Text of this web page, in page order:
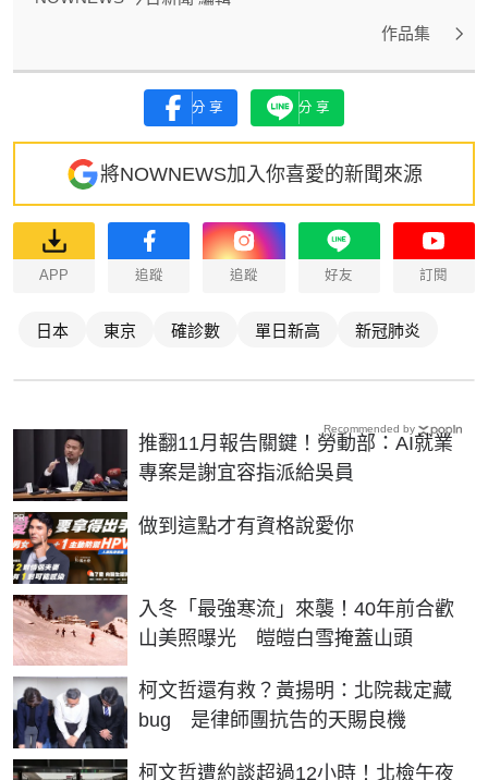
作品集
分享 分享
將NOWNEWS加入你喜愛的新聞來源
APP 追蹤 追蹤 好友 訂閱
日本 東京 確診數 單日新高 新冠肺炎
推翻11月報告關鍵！勞動部：AI就業
專案是謝宜容指派給吳員
做到這點才有資格說愛你
PR
入冬「最強寒流」來襲！40年前合歡
山美照曝光 皚皚白雪掩蓋山頭
柯文哲還有救？黃揚明：北院裁定藏
bug 是律師團抗告的天賜良機
柯文哲遭約談超過12小時！北檢午夜
Recommended by